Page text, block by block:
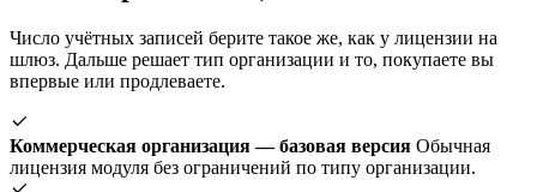
Число учётных записей берите такое же, как у лицензии на
шлюз. Дальше решает тип организации и то, покупаете вы
впервые или продлеваете.
Коммерческая организация — базовая версия Обычная
лицензия модуля без ограничений по типу организации.